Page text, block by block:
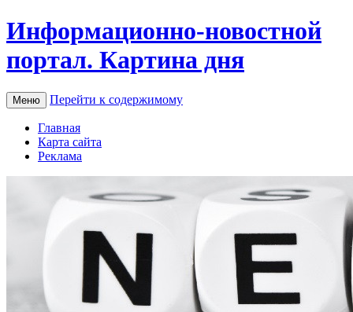
Информационно-новостной
портал. Картина дня
Меню Перейти к содержимому
Главная
Карта сайта
Реклама